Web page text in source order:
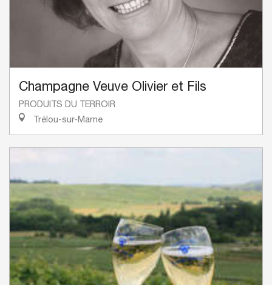
Champagne Veuve Olivier et Fils
PRODUITS DU TERROIR
Trélou-sur-Marne